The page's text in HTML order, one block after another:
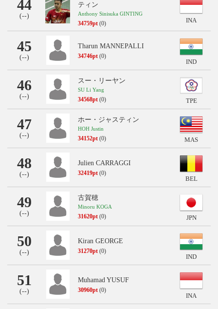
44
(--)
ティン
Anthony Sinisuka GINTING
34759pt (0) INA
45
(--)
Tharun MANNEPALLI
34746pt (0)
IND
46
(--)
スー・リーヤン
SU Li Yang
34568pt (0) TPE
47
(--)
ホー・ジャスティン
HOH Justin
34152pt (0) MAS
48
(--)
Julien CARRAGGI
32419pt (0)
BEL
49
(--)
古賀穂
Minoru KOGA
31620pt (0) JPN
50
(--)
Kiran GEORGE
31270pt (0)
IND
51
(--)
Muhamad YUSUF
30960pt (0)
INA